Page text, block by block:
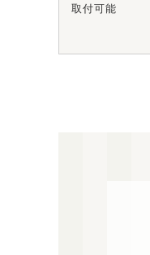
取付可能